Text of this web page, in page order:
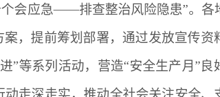
个会应急——排查整治风险隐患”。各
，提前筹划部署，通过发放宣传资
”等系列活动，营造“安全生产月”良
走深走实，推动全社会关注安全、